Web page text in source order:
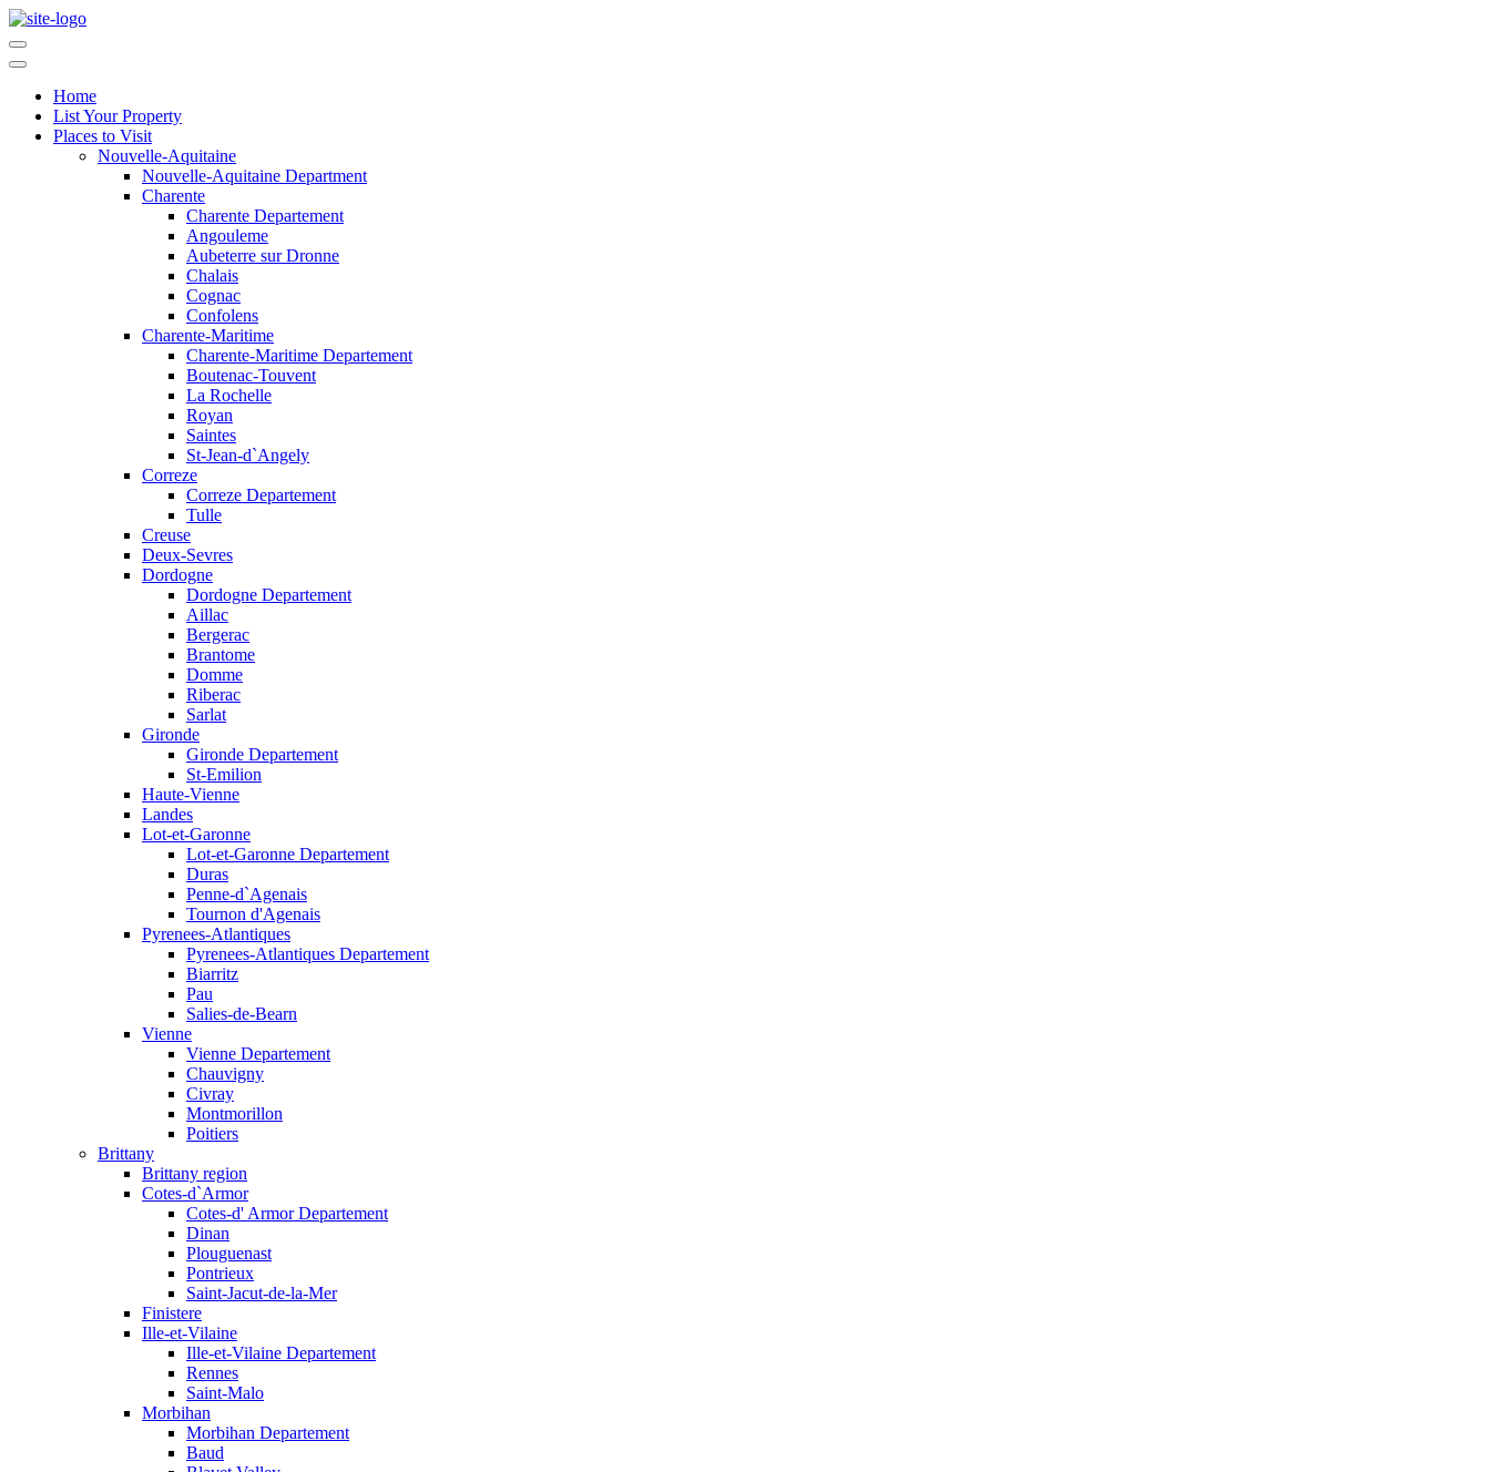
Home
List Your Property
Places to Visit
Nouvelle-Aquitaine
Nouvelle-Aquitaine Department
Charente
Charente Departement
Angouleme
Aubeterre sur Dronne
Chalais
Cognac
Confolens
Charente-Maritime
Charente-Maritime Departement
Boutenac-Touvent
La Rochelle
Royan
Saintes
St-Jean-d`Angely
Correze
Correze Departement
Tulle
Creuse
Deux-Sevres
Dordogne
Dordogne Departement
Aillac
Bergerac
Brantome
Domme
Riberac
Sarlat
Gironde
Gironde Departement
St-Emilion
Haute-Vienne
Landes
Lot-et-Garonne
Lot-et-Garonne Departement
Duras
Penne-d`Agenais
Tournon d'Agenais
Pyrenees-Atlantiques
Pyrenees-Atlantiques Departement
Biarritz
Pau
Salies-de-Bearn
Vienne
Vienne Departement
Chauvigny
Civray
Montmorillon
Poitiers
Brittany
Brittany region
Cotes-d`Armor
Cotes-d' Armor Departement
Dinan
Plouguenast
Pontrieux
Saint-Jacut-de-la-Mer
Finistere
Ille-et-Vilaine
Ille-et-Vilaine Departement
Rennes
Saint-Malo
Morbihan
Morbihan Departement
Baud